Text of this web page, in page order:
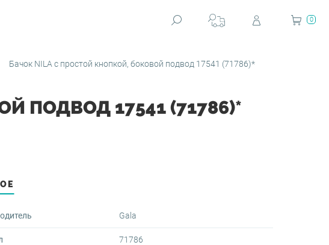
0
Бачок NILA с простой кнопкой, боковой подвод 17541 (71786)*
ПОДВОД 17541 (71786)*
Gala
71786